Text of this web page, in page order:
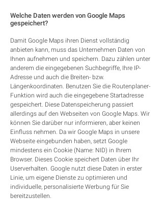
Welche Daten werden von Google Maps
gespeichert?
Damit Google Maps ihren Dienst vollständig
anbieten kann, muss das Unternehmen Daten von
Ihnen aufnehmen und speichern. Dazu zählen unter
anderem die eingegebenen Suchbegriffe, Ihre IP-
Adresse und auch die Breiten- bzw.
Längenkoordinaten. Benutzen Sie die Routenplaner-
Funktion wird auch die eingegebene Startadresse
gespeichert. Diese Datenspeicherung passiert
allerdings auf den Webseiten von Google Maps. Wir
können Sie darüber nur informieren, aber keinen
Einfluss nehmen. Da wir Google Maps in unsere
Webseite eingebunden haben, setzt Google
mindestens ein Cookie (Name: NID) in Ihrem
Browser. Dieses Cookie speichert Daten über Ihr
Userverhalten. Google nutzt diese Daten in erster
Linie, um eigene Dienste zu optimieren und
individuelle, personalisierte Werbung für Sie
bereitzustellen.